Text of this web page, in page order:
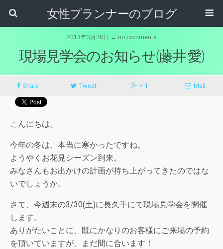
女性プランナーのブログ
2013年3月28日 ↔ no comments
現場見学会のお知らせ(藤井 愛)
Share Tweet + 1 Mail
こんにちは。
今年の冬は、本当に寒かったですね。
ようやくお花見シーズン到来。
みなさんもお出かけの計画が持ち上がってきたのではな
いでしょうか。
さて、今週末の3/30(土)に長久手にて現場見学会を開催
します。
ありがたいことに、既にかなりのお客様にご来場の予約
を頂いていますが、まだ間に合います！